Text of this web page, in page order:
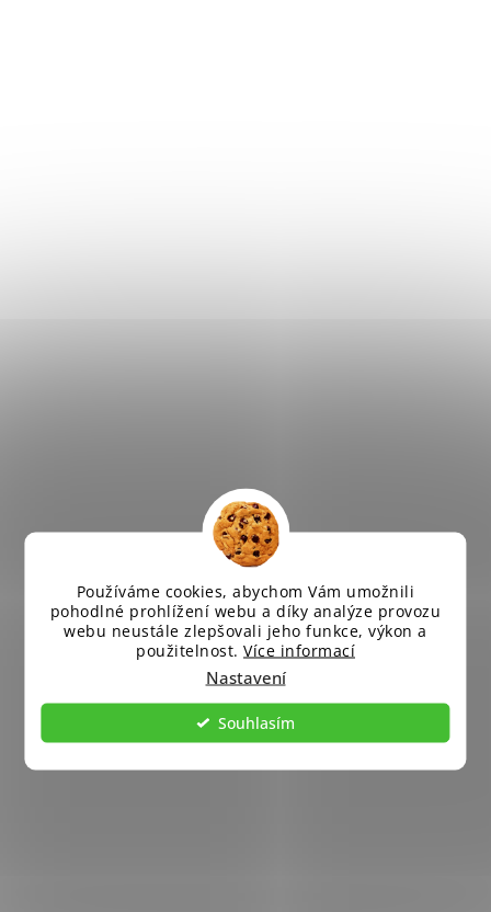
Používáme cookies, abychom Vám umožnili
pohodlné prohlížení webu a díky analýze provozu
webu neustále zlepšovali jeho funkce, výkon a
použitelnost. Více informací
Nastavení
Souhlasím